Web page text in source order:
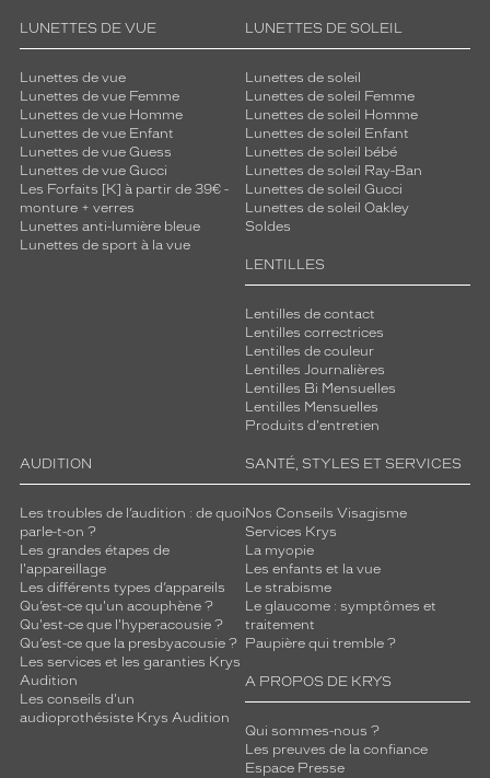
LUNETTES DE VUE
Lunettes de vue
Lunettes de vue Femme
Lunettes de vue Homme
Lunettes de vue Enfant
Lunettes de vue Guess
Lunettes de vue Gucci
Les Forfaits [K] à partir de 39€ -
monture + verres
Lunettes anti-lumière bleue
Lunettes de sport à la vue
LUNETTES DE SOLEIL
Lunettes de soleil
Lunettes de soleil Femme
Lunettes de soleil Homme
Lunettes de soleil Enfant
Lunettes de soleil bébé
Lunettes de soleil Ray-Ban
Lunettes de soleil Gucci
Lunettes de soleil Oakley
Soldes
LENTILLES
Lentilles de contact
Lentilles correctrices
Lentilles de couleur
Lentilles Journalières
Lentilles Bi Mensuelles
Lentilles Mensuelles
Produits d'entretien
AUDITION
Les troubles de l’audition : de quoi
parle-t-on ?
Les grandes étapes de
l'appareillage
Les différents types d’appareils
Qu’est-ce qu'un acouphène ?
Qu'est-ce que l'hyperacousie ?
Qu’est-ce que la presbyacousie ?
Les services et les garanties Krys
Audition
Les conseils d'un
audioprothésiste Krys Audition
SANTÉ, STYLES ET SERVICES
Nos Conseils Visagisme
Services Krys
La myopie
Les enfants et la vue
Le strabisme
Le glaucome : symptômes et
traitement
Paupière qui tremble ?
A PROPOS DE KRYS
Qui sommes-nous ?
Les preuves de la confiance
Espace Presse